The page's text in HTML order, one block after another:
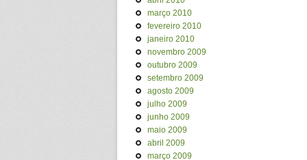
março 2010
fevereiro 2010
janeiro 2010
novembro 2009
outubro 2009
setembro 2009
agosto 2009
julho 2009
junho 2009
maio 2009
abril 2009
março 2009